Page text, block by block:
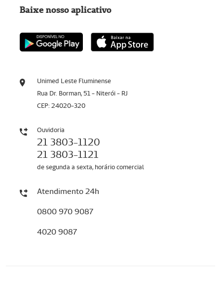
Unimed Leste Fluminense
Rua Dr. Borman, 51 - Niterói - RJ
CEP: 24020-320
Ouvidoria
21 3803-1120
21 3803-1121
de segunda a sexta, horário comercial
Atendimento 24h
0800 970 9087
4020 9087
Baixe nosso aplicativo